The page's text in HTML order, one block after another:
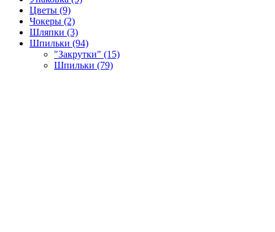
Цветы (9)
Чокеры (2)
Шляпки (3)
Шпильки (94)
"Закрутки" (15)
Шпильки (79)